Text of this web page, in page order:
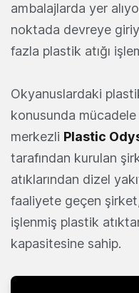
ambalajlarda yer
noktada devreye
fazla plastik atığı
Okyanuslardaki
konusunda
merkezli Plastic
tarafından kurulan
atıklarından dizel
faaliyete geçen
işlenmiş plastik
kapasitesine sahip.